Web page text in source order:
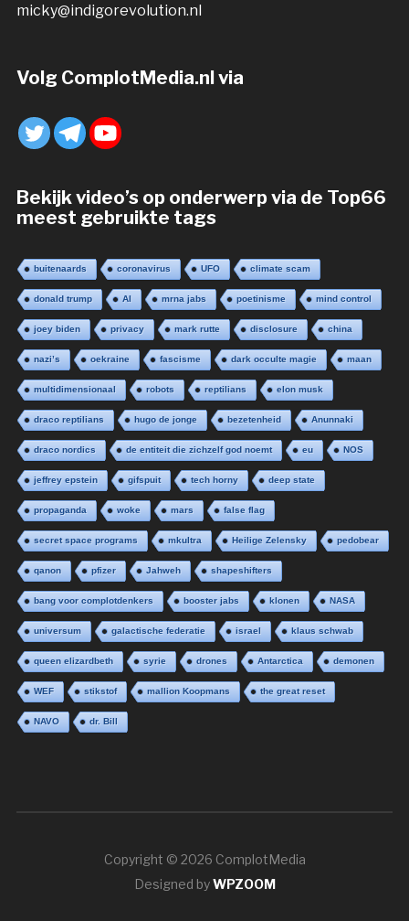
micky@indigorevolution.nl
Volg ComplotMedia.nl via
Bekijk video’s op onderwerp via de Top66
meest gebruikte tags
buitenaards coronavirus UFO climate scam
donald trump AI mrna jabs poetinisme mind control
joey biden privacy mark rutte disclosure china
nazi’s oekraine fascisme dark occulte magie maan
multidimensionaal robots reptilians elon musk
draco reptilians hugo de jonge bezetenheid Anunnaki
draco nordics de entiteit die zichzelf god noemt eu NOS
jeffrey epstein gifspuit tech horny deep state
propaganda woke mars false flag
secret space programs mkultra Heilige Zelensky pedobear
qanon pfizer Jahweh shapeshifters
bang voor complotdenkers booster jabs klonen NASA
universum galactische federatie israel klaus schwab
queen elizardbeth syrie drones Antarctica demonen
WEF stikstof mallion Koopmans the great reset
NAVO dr. Bill
Copyright © 2026 ComplotMedia
Designed byWPZOOM